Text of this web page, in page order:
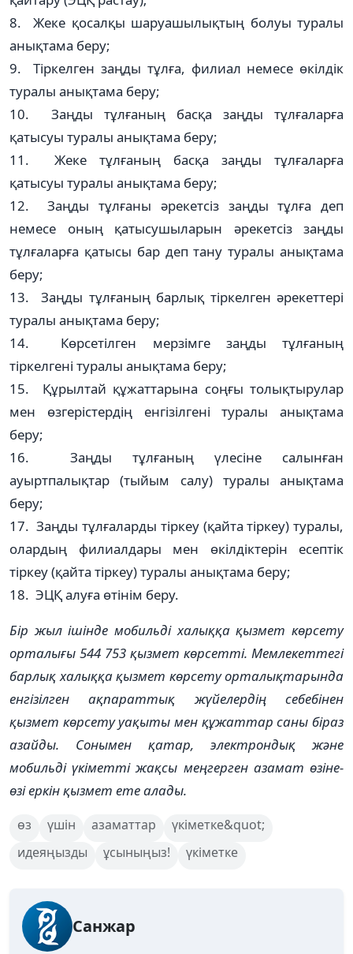
8. Жеке қосалқы шаруашылықтың болуы туралы
анықтама беру;
9. Тіркелген заңды тұлға, филиал немесе өкілдік
туралы анықтама беру;
10. Заңды тұлғаның басқа заңды тұлғаларға
қатысуы туралы анықтама беру;
11. Жеке тұлғаның басқа заңды тұлғаларға
қатысуы туралы анықтама беру;
12. Заңды тұлғаны әрекетсіз заңды тұлға деп
немесе оның қатысушыларын әрекетсіз заңды
тұлғаларға қатысы бар деп тану туралы анықтама
беру;
13. Заңды тұлғаның барлық тіркелген әрекеттері
туралы анықтама беру;
14. Көрсетілген мерзімге заңды тұлғаның
тіркелгені туралы анықтама беру;
15. Құрылтай құжаттарына соңғы толықтырулар
мен өзгерістердің енгізілгені туралы анықтама
беру;
16. Заңды тұлғаның үлесіне салынған
ауыртпалықтар (тыйым салу) туралы анықтама
беру;
17. Заңды тұлғаларды тіркеу (қайта тіркеу) туралы,
олардың филиалдары мен өкілдіктерін есептік
тіркеу (қайта тіркеу) туралы анықтама беру;
18. ЭЦҚ алуға өтінім беру.
Бір жыл ішінде мобильді халыққа қызмет көрсету
орталығы 544 753 қызмет көрсетті. Мемлекеттегі
барлық халыққа қызмет көрсету орталықтарында
енгізілген ақпараттық жүйелердің себебінен
қызмет көрсету уақыты мен құжаттар саны біраз
азайды. Сонымен қатар, электрондық және
мобильді үкіметті жақсы меңгерген азамат өзіне-
өзі еркін қызмет ете алады.
өз үшін азаматтар
үкіметке&quot;
идеяңызды
ұсыныңыз! үкіметке
Санжар